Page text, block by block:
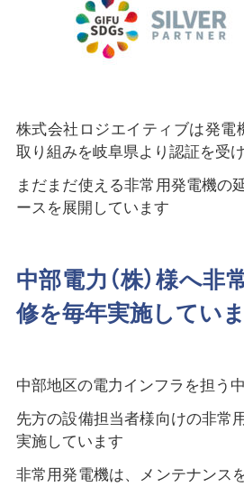
株式会社ロジエイティブは発電
取り組みを岐阜県より認証を受
まだまだ使える非常用発電機の
ースを展開しています
中部電力（株）様へ非
修を毎年実施してい
中部地区の電力インフラを担う中
先方の設備担当者様向けの非常
実施しています
非常用発電機は、メンテナンス